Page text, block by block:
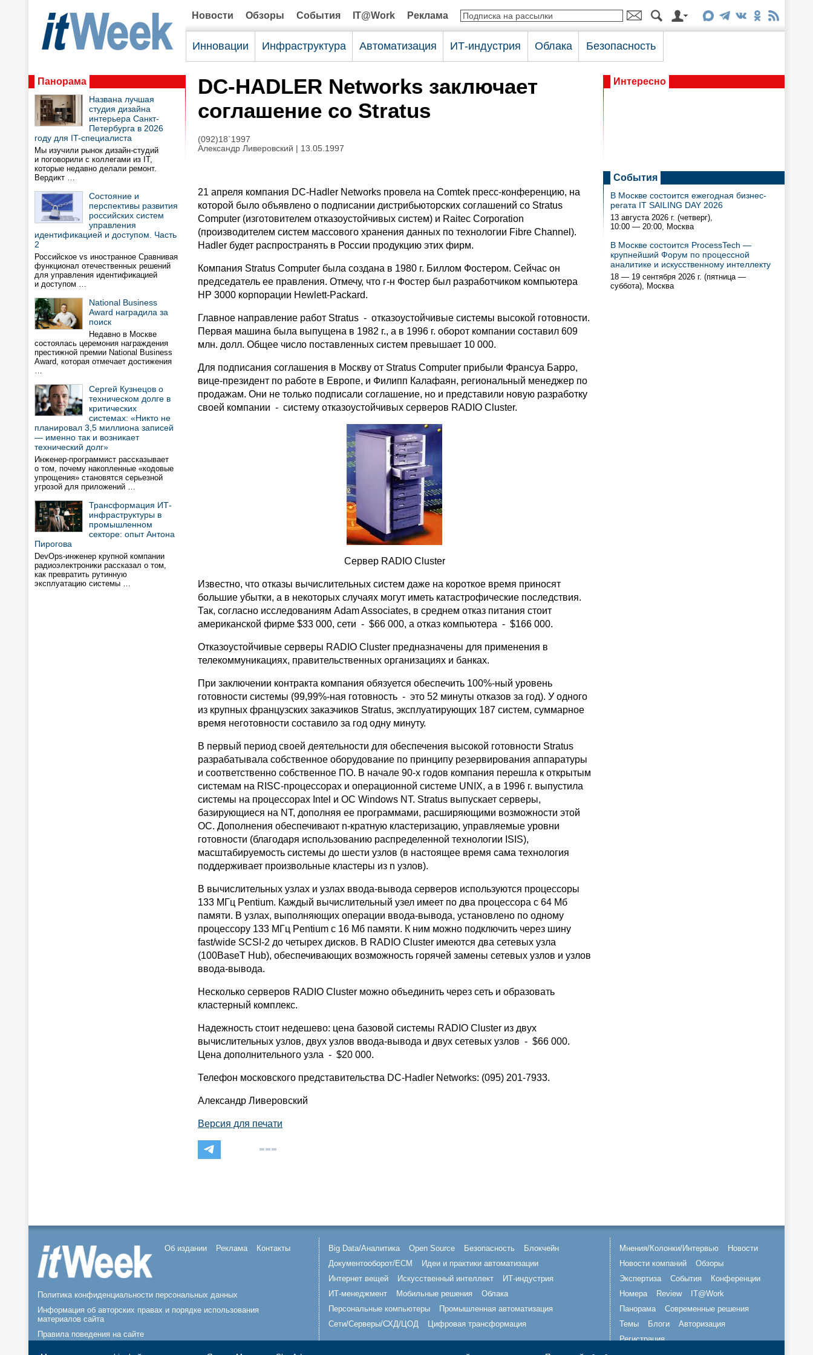
Новости Обзоры События IT@Work Реклама
Инновации Инфраструктура Автоматизация ИТ-индустрия Облака Безопасность
Панорама
Названа лучшая
студия дизайна
интерьера Санкт-
Петербурга в 2026
году для IT-специалиста
Мы изучили рынок дизайн-студий
и поговорили с коллегами из IT,
которые недавно делали ремонт.
Вердикт …
Состояние и
перспективы развития
российских систем
управления
идентификацией и доступом. Часть
2
Российское vs иностранное Сравнивая
функционал отечественных решений
для управления идентификацией
и доступом …
National Business
Award наградила за
поиск
Недавно в Москве
состоялась церемония награждения
престижной премии National Business
Award, которая отмечает достижения
…
Сергей Кузнецов о
техническом долге в
критических
системах: «Никто не
планировал 3,5 миллиона записей
— именно так и возникает
технический долг»
Инженер-программист рассказывает
о том, почему накопленные «кодовые
упрощения» становятся серьезной
угрозой для приложений …
Трансформация ИТ-
инфраструктуры в
промышленном
секторе: опыт Антона
Пирогова
DevOps-инженер крупной компании
радиоэлектроники рассказал о том,
как превратить рутинную
эксплуатацию системы …
DC-HADLER Networks заключает
соглашение со Stratus
(092)18`1997
Александр Ливеровский | 13.05.1997
21 апреля компания DC-Hadler Networks провела на Comtek пресс-конференцию, на
которой было объявлено о подписании дистрибьюторских соглашений со Stratus
Computer (изготовителем отказоустойчивых систем) и Raitec Corporation
(производителем систем массового хранения данных по технологии Fibre Channel).
Hadler будет распространять в России продукцию этих фирм.
Компания Stratus Computer была создана в 1980 г. Биллом Фостером. Сейчас он
председатель ее правления. Отмечу, что г-н Фостер был разработчиком компьютера
HP 3000 корпорации Hewlett-Packard.
Главное направление работ Stratus - отказоустойчивые системы высокой готовности.
Первая машина была выпущена в 1982 г., a в 1996 г. оборот компании составил 609
млн. долл. Общее число поставленных систем превышает 10 000.
Для подписания соглашения в Москву от Stratus Computer прибыли Франсуа Барро,
вице-президент по работе в Европе, и Филипп Калафаян, региональный менеджер по
продажам. Они не только подписали соглашение, но и представили новую разработку
своей компании - систему отказоустойчивых серверов RADIO Cluster.
Сервер RADIO Cluster
Известно, что отказы вычислительных систем даже на короткое время приносят
большие убытки, а в некоторых случаях могут иметь катастрофические последствия.
Так, согласно исследованиям Adam Associates, в среднем отказ питания стоит
американской фирме $33 000, сети - $66 000, а отказ компьютера - $166 000.
Отказоустойчивые серверы RADIO Cluster предназначены для применения в
телекоммуникациях, правительственных организациях и банках.
При заключении контракта компания обязуется обеспечить 100%-ный уровень
готовности системы (99,99%-ная готовность - это 52 минуты отказов за год). У одного
из крупных французских заказчиков Stratus, эксплуатирующих 187 систем, суммарное
время неготовности составило за год одну минуту.
В первый период своей деятельности для обеспечения высокой готовности Stratus
разрабатывала собственное оборудование по принципу резервирования аппаратуры
и соответственно собственное ПО. В начале 90-х годов компания перешла к открытым
системам на RISC-процессорах и операционной системе UNIX, а в 1996 г. выпустила
системы на процессорах Intel и ОС Windows NT. Stratus выпускает серверы,
базирующиеся на NT, дополняя ее программами, расширяющими возможности этой
ОС. Дополнения обеспечивают n-кратную кластеризацию, управляемые уровни
готовности (благодаря использованию распределенной технологии ISIS),
масштабируемость системы до шести узлов (в настоящее время сама технология
поддерживает произвольные кластеры из n узлов).
В вычислительных узлах и узлах ввода-вывода серверов используются процессоры
133 МГц Pentium. Каждый вычислительный узел имеет по два процессора с 64 Мб
памяти. В узлах, выполняющих операции ввода-вывода, установлено по одному
процессору 133 МГц Pentium с 16 Мб памяти. К ним можно подключить через шину
fast/wide SCSI-2 до четырех дисков. В RADIO Cluster имеются два сетевых узла
(100BaseT Hub), обеспечивающих возможность горячей замены сетевых узлов и узлов
ввода-вывода.
Несколько серверов RADIO Cluster можно объединить через сеть и образовать
кластерный комплекс.
Надежность стоит недешево: цена базовой системы RADIO Cluster из двух
вычислительных узлов, двух узлов ввода-вывода и двух сетевых узлов - $66 000.
Цена дополнительного узла - $20 000.
Телефон московского представительства DC-Hadler Networks: (095) 201-7933.
Александр Ливеровский
Версия для печати
Интересно
События
В Москве состоится ежегодная бизнес-
регата IT SAILING DAY 2026
13 августа 2026 г. (четверг),
10:00 — 20:00, Москва
В Москве состоится ProcessTech —
крупнейший Форум по процессной
аналитике и искусственному интеллекту
18 — 19 сентября 2026 г. (пятница —
суббота), Москва
Об издании Реклама Контакты
Политика конфиденциальности персональных данных
Информация об авторских правах и порядке использования
материалов сайта
Правила поведения на сайте
Big Data/Аналитика Open Source Безопасность
Блокчейн
Документооборот/ECM
Идеи и практики автоматизации
Интернет вещей
Искусственный интеллект
ИТ-индустрия
ИТ-менеджмент
Мобильные решения
Облака
Персональные компьютеры
Промышленная автоматизация
Сети/Серверы/СХД/ЦОД
Цифровая трансформация
Мнения/Колонки/Интервью
Новости
Новости компаний
Обзоры
Экспертиза
События
Конференции
Номера
Review
IT@Work
Панорама
Современные решения
Темы
Блоги
Авторизация
Регистрация